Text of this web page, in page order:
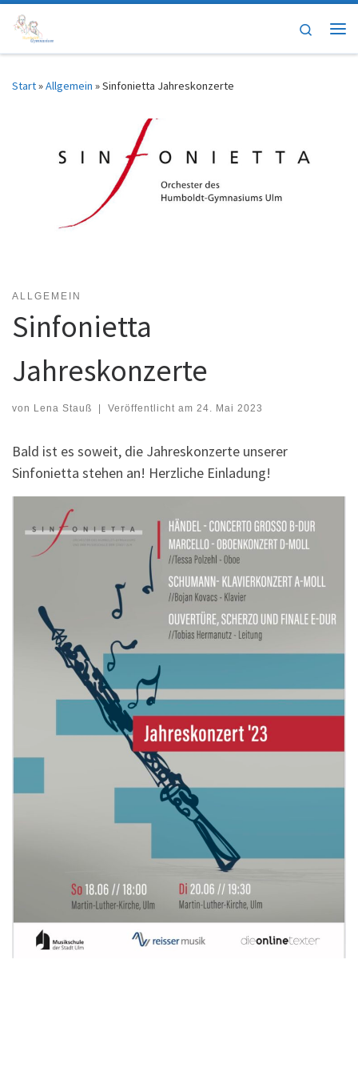
Zum Inhalt springen
Search
Start»Allgemein »Sinfonietta Jahreskonzerte
ALLGEMEIN
Sinfonietta
Jahreskonzerte
von Lena Stauß Veröffentlicht am 24. Mai 2023
Bald ist es soweit, die Jahreskonzerte unserer
Sinfonietta stehen an! Herzliche Einladung!